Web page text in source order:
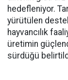
hedefleniyor.
yürütülen
hayvancılık
üretimin
sürdüğü